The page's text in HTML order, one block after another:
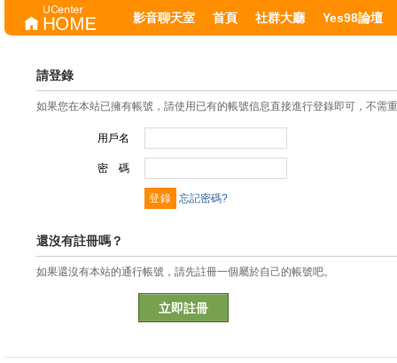
影音聊天室 首頁 社群大廳 Yes98論壇
請登錄
如果您在本站已擁有帳號，請使用已有的帳號信息直接進行登錄即可，不需
用戶名
密 碼
忘記密碼?
還沒有註冊嗎？
如果還沒有本站的通行帳號，請先註冊一個屬於自己的帳號吧。
立即註冊